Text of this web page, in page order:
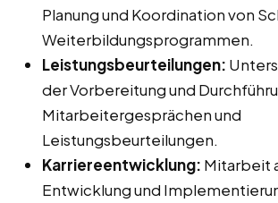
Planung und Koordination von
Weiterbildungsprogrammen.
Leistungsbeurteilungen:
der Vorbereitung und
Mitarbeitergesprächen und
Leistungsbeurteilungen.
Karriereentwicklung: Mitarbeit
Entwicklung und